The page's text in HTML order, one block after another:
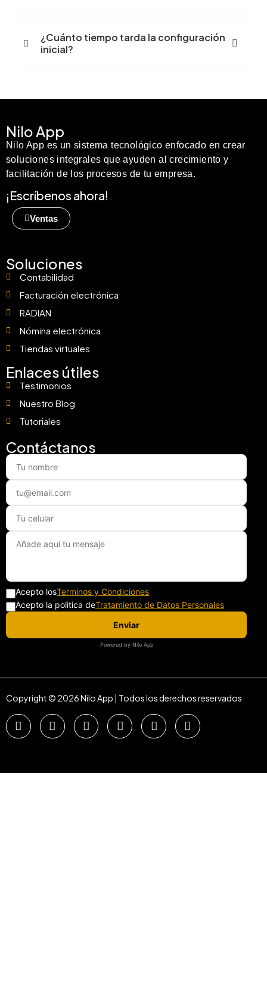
¿Cuánto tiempo tarda la configuración
inicial?
Nilo App
Nilo App es un sistema tecnológico enfocado en crear
soluciones integrales que ayuden al crecimiento y
facilitación de los procesos de tu empresa.
¡Escríbenos ahora!
Ventas
Soluciones
Contabilidad
Facturación electrónica
RADIAN
Nómina electrónica
Tiendas virtuales
Enlaces útiles
Testimonios
Nuestro Blog
Tutoriales
Contáctanos
Acepto losTerminos y Condiciones
Acepto la politica deTratamiento de Datos Personales
Enviar
Powered by Nilo App
Copyright © 2026 Nilo App | Todos los derechos reservados